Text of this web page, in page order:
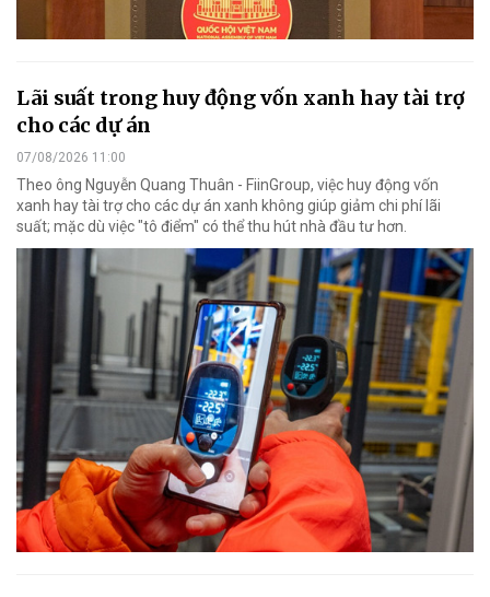
Lãi suất trong huy động vốn xanh hay tài trợ
cho các dự án
07/08/2026 11:00
Theo ông Nguyễn Quang Thuân - FiinGroup, việc huy động vốn
xanh hay tài trợ cho các dự án xanh không giúp giảm chi phí lãi
suất; mặc dù việc "tô điểm" có thể thu hút nhà đầu tư hơn.